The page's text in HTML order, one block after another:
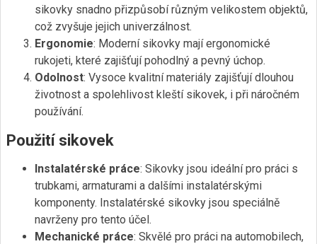
sikovky snadno přizpůsobí různým velikostem objektů,
což zvyšuje jejich univerzálnost.
Ergonomie: Moderní sikovky mají ergonomické
rukojeti, které zajišťují pohodlný a pevný úchop.
Odolnost: Vysoce kvalitní materiály zajišťují dlouhou
životnost a spolehlivost kleští sikovek, i při náročném
používání.
Použití sikovek
Instalatérské práce: Sikovky jsou ideální pro práci s
trubkami, armaturami a dalšími instalatérskými
komponenty. Instalatérské sikovky jsou speciálně
navrženy pro tento účel.
Mechanické práce: Skvělé pro práci na automobilech,